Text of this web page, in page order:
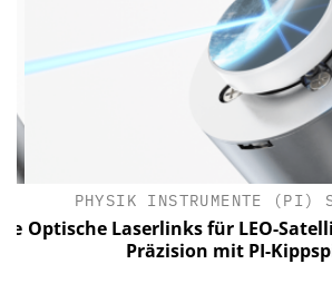
PHYSIK INSTRUMENTE (PI)
Optische Laserlinks für LEO-
Präzision mit PI-